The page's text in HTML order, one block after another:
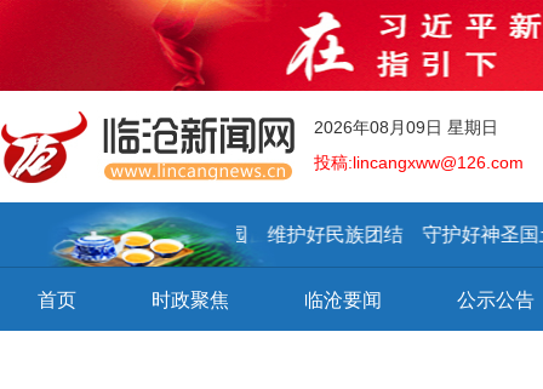
2026年08月09日 星期日
投稿:lincangxww@126.com
建设好美丽家园 维护好民族团结 守护好神圣国
首页 时政聚焦 临沧要闻 公示公告